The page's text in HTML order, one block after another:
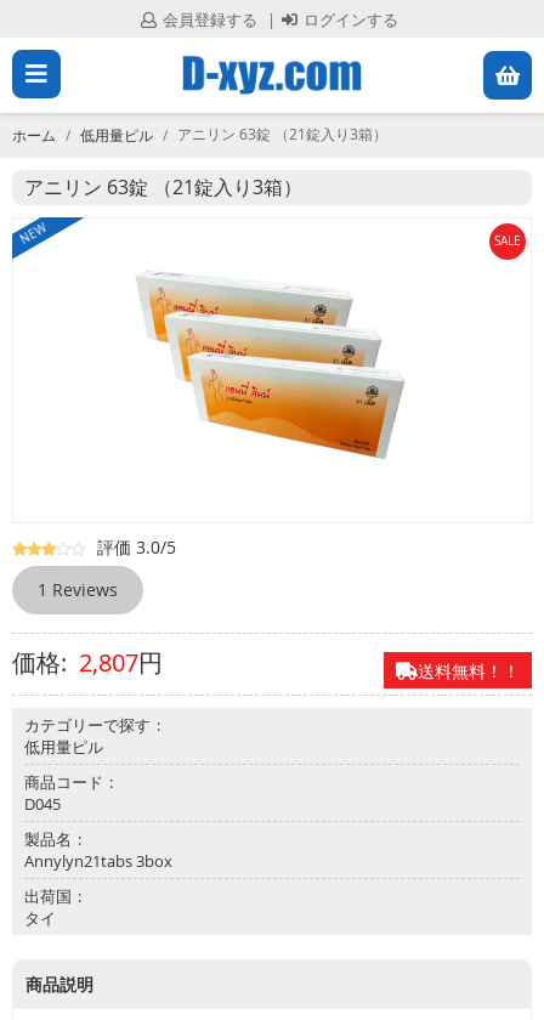
会員登録する ログインする
ニ
を
会
員
登
録
る
す
べ
て
の
製
品
問
合
せ
よ
く
あ
る
質
ホーム 低用量ピル アニリン 63錠 （21錠入り3箱）
アニリン 63錠 （21錠入り3箱）
NEW SALE
評価 3.0/5
1 Reviews
2,807円 送料無料！！
カテゴリーで探す
低用量ピル
商品コード
D045
製品名
Annylyn21tabs 3box
出荷国
タイ
商品説明